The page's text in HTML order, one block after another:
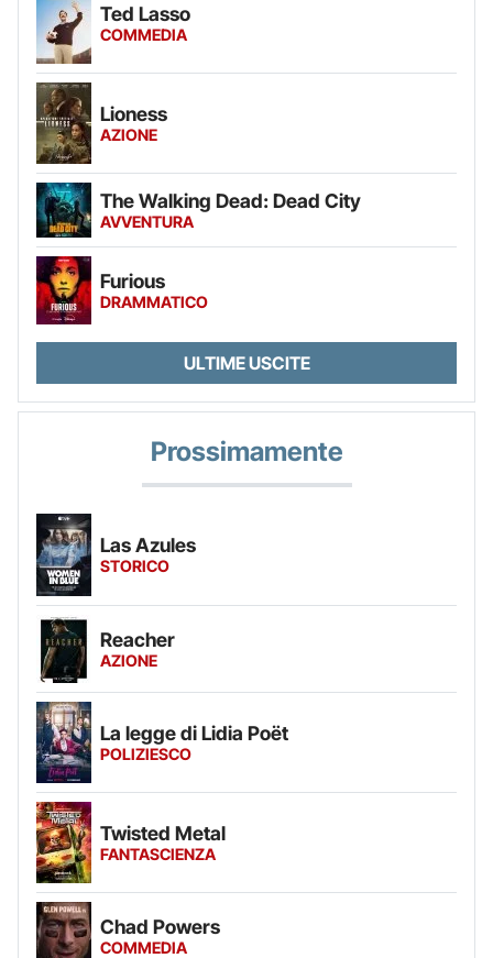
Ted Lasso
COMMEDIA
Lioness
AZIONE
The Walking Dead: Dead City
AVVENTURA
Furious
DRAMMATICO
ULTIME USCITE
Prossimamente
Las Azules
STORICO
Reacher
AZIONE
La legge di Lidia Poët
POLIZIESCO
Twisted Metal
FANTASCIENZA
Chad Powers
COMMEDIA